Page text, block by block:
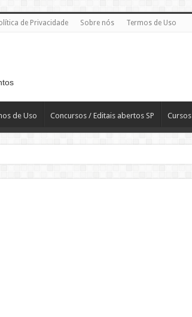
de Privacidade Sobre nós Termos de Uso
de Uso Concursos / Editais abertos SP Cursos